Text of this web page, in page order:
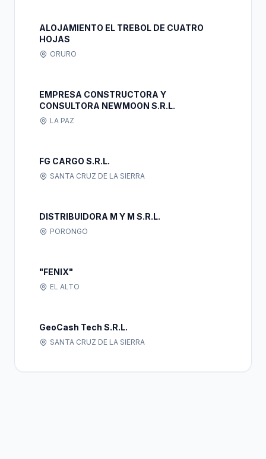
ALOJAMIENTO EL TREBOL DE CUATRO
HOJAS
ORURO
EMPRESA CONSTRUCTORA Y
CONSULTORA NEWMOON S.R.L.
LA PAZ
FG CARGO S.R.L.
SANTA CRUZ DE LA SIERRA
DISTRIBUIDORA M Y M S.R.L.
PORONGO
"FENIX"
EL ALTO
GeoCash Tech S.R.L.
SANTA CRUZ DE LA SIERRA